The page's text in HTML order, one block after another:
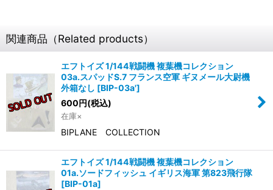
関連商品（Related products）
エフトイズ 1/144戦闘機 複葉機コレクション
03a.スパッドS.7 フランス空軍 ギヌメール大尉機
外箱なし [BIP-03a']
600円(税込)
在庫×
BIPLANE COLLECTION
エフトイズ 1/144戦闘機 複葉機コレクション
01a.ソードフィッシュ イギリス海軍 第823飛行隊
[BIP-01a]